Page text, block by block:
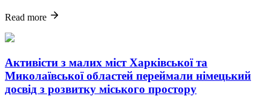
Read more
Активісти з малих міст Харківської та
Миколаївської областей переймали німецький
досвід з розвитку міського простору